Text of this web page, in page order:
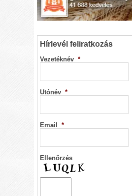
Hírlevél feliratkozás
Vezetéknév *
Utónév *
Email *
Ellenőrzés